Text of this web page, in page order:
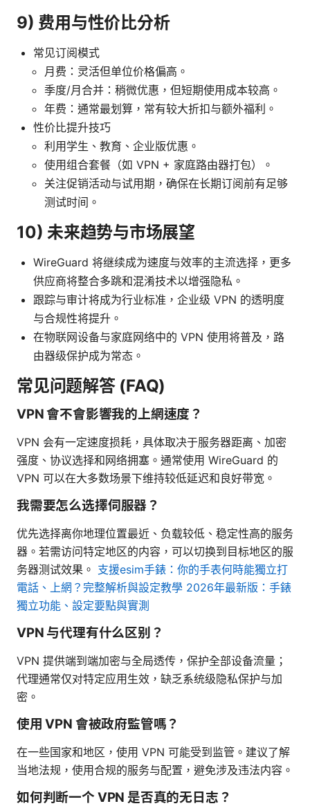
9) 费用与性价比分析
常见订阅模式
月费：灵活但单位价格偏高。
季度/月合并：稍微优惠，但短期使用成本较高。
年费：通常最划算，常有较大折扣与额外福利。
性价比提升技巧
利用学生、教育、企业版优惠。
使用组合套餐（如 VPN + 家庭路由器打包）。
关注促销活动与试用期，确保在长期订阅前有足够
测试时间。
10) 未来趋势与市场展望
WireGuard 将继续成为速度与效率的主流选择，更多
供应商将整合多跳和混淆技术以增强隐私。
跟踪与审计将成为行业标准，企业级 VPN 的透明度
与合规性将提升。
在物联网设备与家庭网络中的 VPN 使用将普及，路
由器级保护成为常态。
常见问题解答 (FAQ)
VPN 會不會影響我的上網速度？
VPN 会有一定速度损耗，具体取决于服务器距离、加密
强度、协议选择和网络拥塞。通常使用 WireGuard 的
VPN 可以在大多数场景下维持较低延迟和良好带宽。
我需要怎么选擇伺服器？
优先选择离你地理位置最近、负载较低、稳定性高的服务
器。若需访问特定地区的内容，可以切换到目标地区的服
务器测试效果。 支援esim手錶：你的手表何時能獨立打
電話、上網？完整解析與設定教學 2026年最新版：手錶
獨立功能、設定要點與實測
VPN 与代理有什么区别？
VPN 提供端到端加密与全局透传，保护全部设备流量；
代理通常仅对特定应用生效，缺乏系统级隐私保护与加
密。
使用 VPN 會被政府監管嗎？
在一些国家和地区，使用 VPN 可能受到监管。建议了解
当地法规，使用合规的服务与配置，避免涉及违法内容。
如何判断一个 VPN 是否真的无日志？